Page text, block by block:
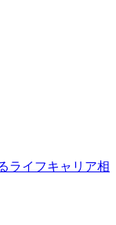
ライフキャリア相